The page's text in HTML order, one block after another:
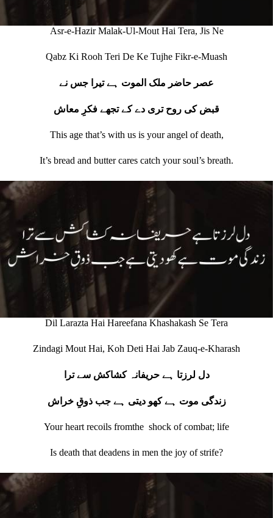
Asr-e-Hazir Malak-Ul-Mout Hai Tera, Jis Ne
Qabz Ki Rooh Teri De Ke Tujhe Fikr-e-Muash
عصر حاضر ملک الموت ہے تیرا جس نے
قبض کی روح تری دے کے تجھے فکرِ معاش
This age that’s with us is your angel of death,
It’s bread and butter cares catch your soul’s breath.
Dil Larazta Hai Hareefana Khashakash Se Tera
Zindagi Mout Hai, Koh Deti Hai Jab Zauq-e-Kharash
دل لرزتا ہے حریفانہ کشاکش سے ترا
زندگی موت ہے کھو دیتی ہے جب ذوقِ خراش
Your heart recoils fromthe shock of combat; life
Is death that deadens in men the joy of strife?